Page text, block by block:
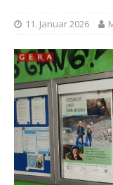
11. Januar 2026